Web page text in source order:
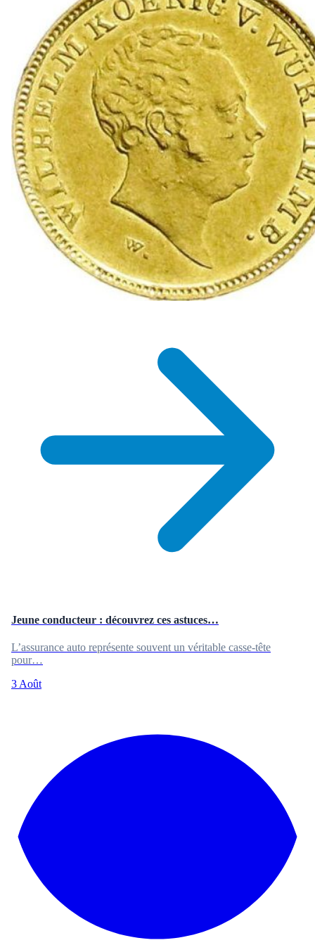
Jeune conducteur : découvrez ces astuces…
L’assurance auto représente souvent un véritable casse-tête
pour…
3 Août